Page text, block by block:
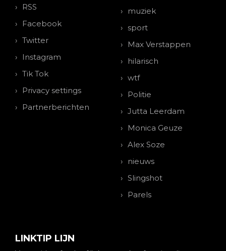
RSS
Facebook
Twitter
Instagram
Tik Tok
Privacy settings
Partnerberichten
muziek
sport
Max Verstappen
hilarisch
wtf
Politie
Jutta Leerdam
Monica Geuze
Alex Soze
nieuws
Slingshot
Parels
LINKTIP LIJN